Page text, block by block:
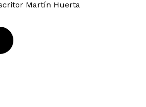
Martín Huerta